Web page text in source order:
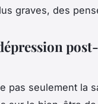
graves, des
pas seulement la